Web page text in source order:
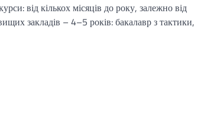
від кількох місяців до року, залежно від
закладів – 4–5 років: бакалавр з тактики,